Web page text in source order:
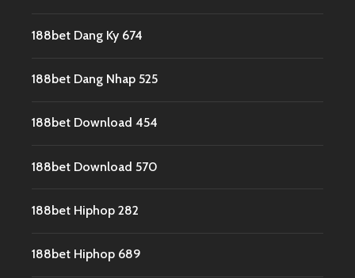
188bet Dang Ky 674
188bet Dang Nhap 525
188bet Download 454
188bet Download 570
188bet Hiphop 282
188bet Hiphop 689